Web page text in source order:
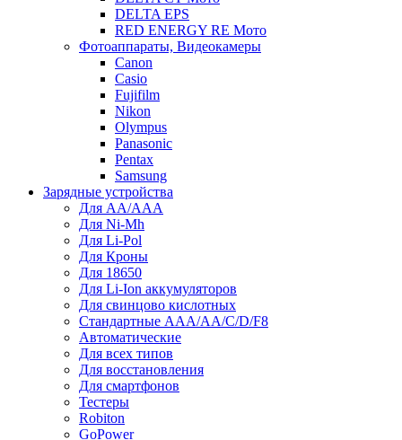
DELTA EPS
RED ENERGY RE Мото
Фотоаппараты, Видеокамеры
Canon
Casio
Fujifilm
Nikon
Olympus
Panasonic
Pentax
Samsung
Зарядные устройства
Для AA/AAA
Для Ni-Mh
Для Li-Pol
Для Кроны
Для 18650
Для Li-Ion аккумуляторов
Для свинцово кислотных
Стандартные ААА/АА/С/D/F8
Автоматические
Для всех типов
Для восстановления
Для смартфонов
Тестеры
Robiton
GoPower